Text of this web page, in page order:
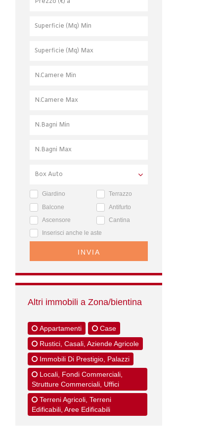
Giardino
Terrazzo
Balcone
Antifurto
Ascensore
Cantina
Inserisci anche le aste
INVIA
Altri immobili a Zona/bientina
Appartamenti
Case
Rustici, Casali, Aziende Agricole
Immobili Di Prestigio, Palazzi
Locali, Fondi Commerciali,
Strutture Commerciali, Uffici
Terreni Agricoli, Terreni
Edificabili, Aree Edificabili